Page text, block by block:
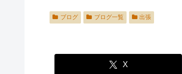
ブログ ブログ一覧 出張
X